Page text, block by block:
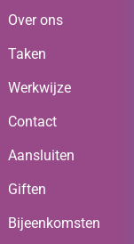
Over ons
Taken
Werkwijze
Contact
Aansluiten
Giften
Bijeenkomsten